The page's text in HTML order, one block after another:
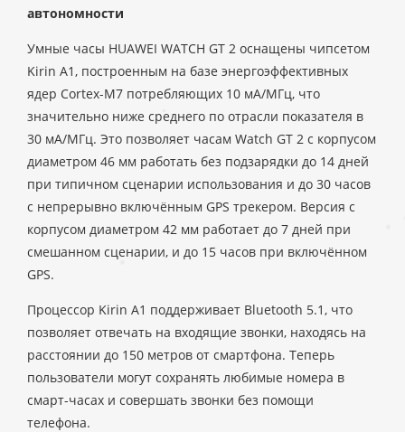
автономности
Умные часы HUAWEI WATCH GT 2 оснащены чипсетом
Kirin A1, построенным на базе энергоэффективных
ядер Cortex-M7 потребляющих 10 мА/МГц, что
значительно ниже среднего по отрасли показателя в
30 мА/МГц. Это позволяет часам Watch GT 2 с корпусом
диаметром 46 мм работать без подзарядки до 14 дней
при типичном сценарии использования и до 30 часов
с непрерывно включённым GPS трекером. Версия с
корпусом диаметром 42 мм работает до 7 дней при
смешанном сценарии, и до 15 часов при включённом
GPS.
Процессор Kirin A1 поддерживает Bluetooth 5.1, что
позволяет отвечать на входящие звонки, находясь на
расстоянии до 150 метров от смартфона. Теперь
пользователи могут сохранять любимые номера в
смарт-часах и совершать звонки без помощи
телефона.